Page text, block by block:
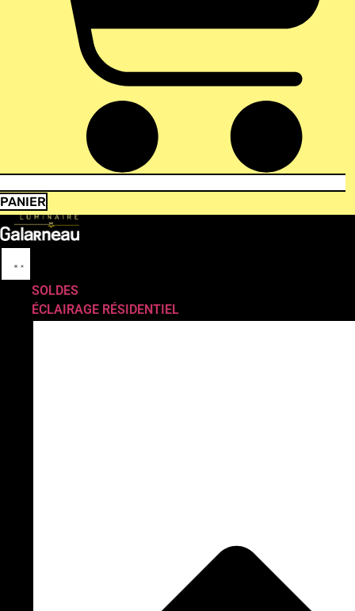
PANIER
SOLDES
ÉCLAIRAGE RÉSIDENTIEL